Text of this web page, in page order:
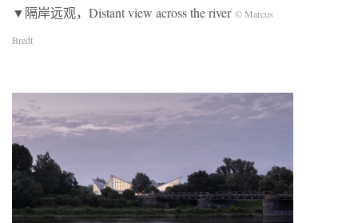
▼隔岸远观，Distant view across the river © Marcus
Bredt